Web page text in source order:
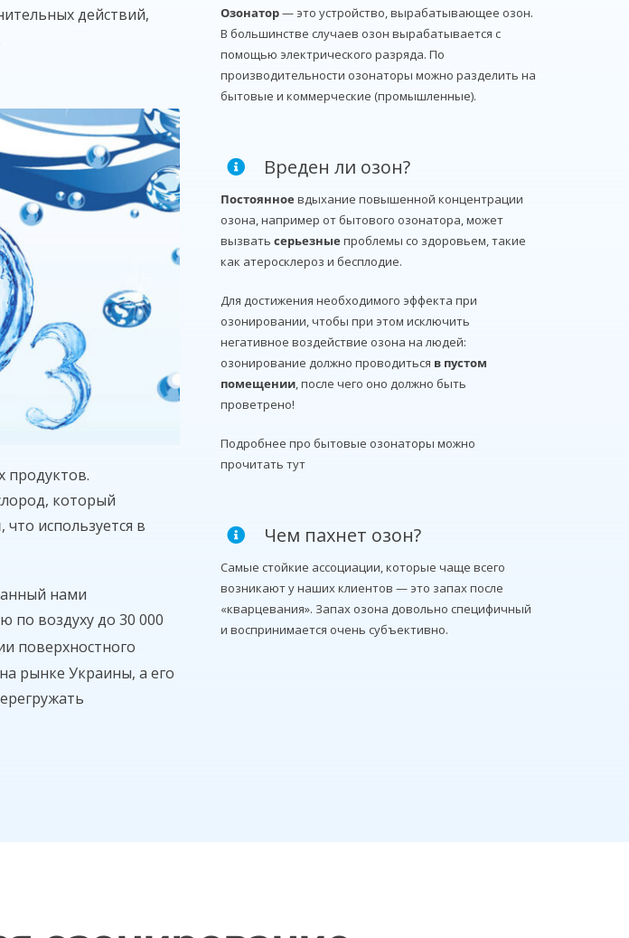
действий,
продуктов.
который
, что используется в
нами
по воздуху до 30 000
поверхностного
рынке Украины, а его
Озонатор— это устройство, вырабатывающее озон.
В большинстве случаев озон вырабатывается с
помощью электрического разряда. По
производительности озонаторы можно разделить на
бытовые и коммерческие (промышленные).
Вреден ли озон?
Постоянноевдыхание повышенной концентрации
озона, например от бытового озонатора, может
вызватьсерьезныепроблемы со здоровьем, такие
как атеросклероз и бесплодие.
Для достижения необходимого эффекта при
озонировании, чтобы при этом исключить
негативное воздействие озона на людей:
озонирование должно проводиться в пустом
помещении , после чего оно должно быть
проветрено!
Подробнее про бытовые озонаторы можно
прочитать тут
Чем пахнет озон?
Самые стойкие ассоциации, которые чаще всего
возникают у наших клиентов — это запах после
«кварцевания». Запах озона довольно специфичный
и воспринимается очень субъективно.